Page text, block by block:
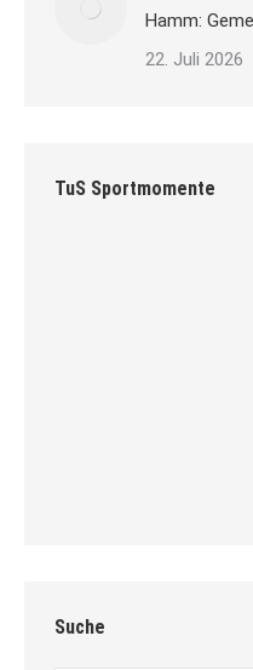
Hamm:
22. Juli 2026
TuS Sportmomente
Suche